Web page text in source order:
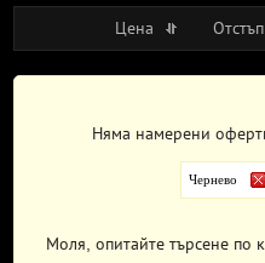
Цена
Няма намерени
Чернево
Моля, опитайте търсене по